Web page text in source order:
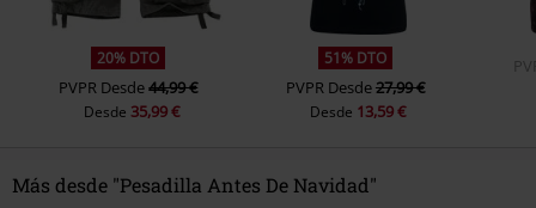
20% DTO
PVPR Desde44,99 €
Desde 35,99 €
51% DTO
PVPR Desde27,99 €
Desde 13,59 €
Más desde "Pesadilla Antes De Navidad"